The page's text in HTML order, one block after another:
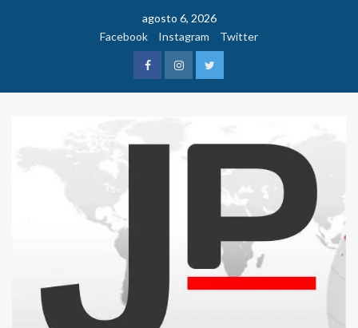
agosto 6, 2026
Facebook
Instagram Twitter
FacebookInstagramTwitter